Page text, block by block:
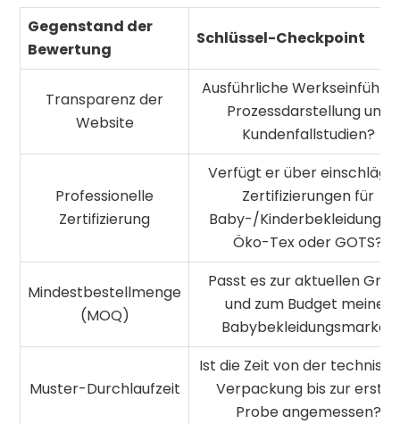
Gegenstand der
Bewertung
Schlüssel-Checkpoint
Transparenz der
Website
Ausführliche
Prozessdarstellung und
Kundenfallstudien?
Professionelle
Zertifizierung
Verfügt er über
Zertifizierungen für
Baby-/Kinderbekleidung
Öko-Tex oder GOTS?
Mindestbestellmenge
(MOQ)
Passt es zur aktuellen
und zum Budget meiner
Babybekleidungsmarke?
Muster-Durchlaufzeit
Ist die Zeit von der
Verpackung bis zur ersten
Probe angemessen?